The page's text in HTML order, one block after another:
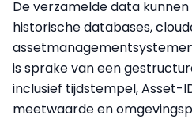
De verzamelde data
historische databases,
assetmanagementsystemen
is sprake van een
inclusief tijdstempel, Asset-
meetwaarde en